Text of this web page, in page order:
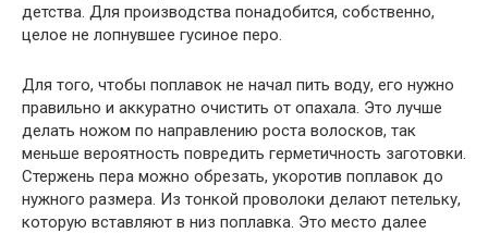
детства. Для производства понадобится, собственно,
целое не лопнувшее гусиное перо.
Для того, чтобы поплавок не начал пить воду, его нужно
правильно и аккуратно очистить от опахала. Это лучше
делать ножом по направлению роста волосков, так
меньше вероятность повредить герметичность заготовки.
Стержень пера можно обрезать, укоротив поплавок до
нужного размера. Из тонкой проволоки делают петельку,
которую вставляют в низ поплавка. Это место далее